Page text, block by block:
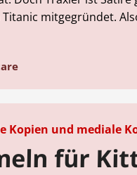
mitgegründet.
Kopien und mediale
für